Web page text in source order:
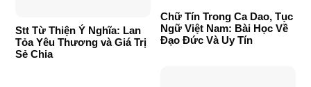
Stt Từ Thiện Ý Nghĩa: Lan
Tỏa Yêu Thương và Giá Trị
Sẻ Chia
Chữ Tín Trong Ca Dao, Tục
Ngữ Việt Nam: Bài Học Về
Đạo Đức Và Uy Tín